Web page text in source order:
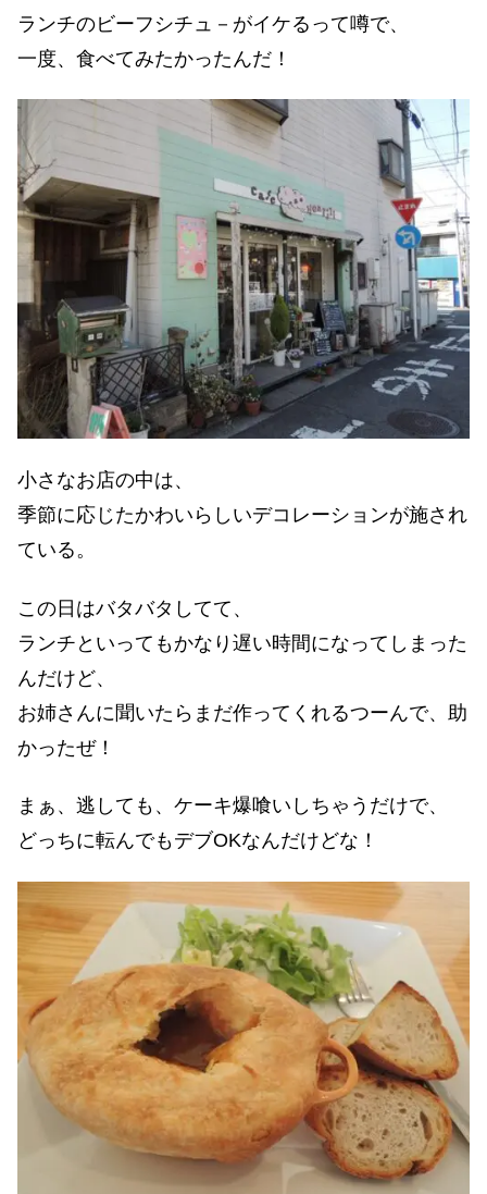
ランチのビーフシチュ－がイケるって噂で、
一度、食べてみたかったんだ！
小さなお店の中は、
季節に応じたかわいらしいデコレーションが施され
ている。
この日はバタバタしてて、
ランチといってもかなり遅い時間になってしまった
んだけど、
お姉さんに聞いたらまだ作ってくれるつーんで、助
かったぜ！
まぁ、逃しても、ケーキ爆喰いしちゃうだけで、
どっちに転んでもデブOKなんだけどな！